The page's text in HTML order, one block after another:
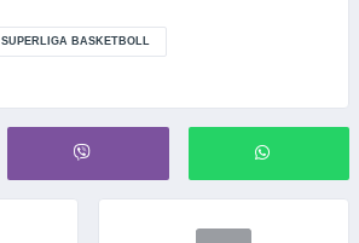
SUPERLIGA BASKETBOLL